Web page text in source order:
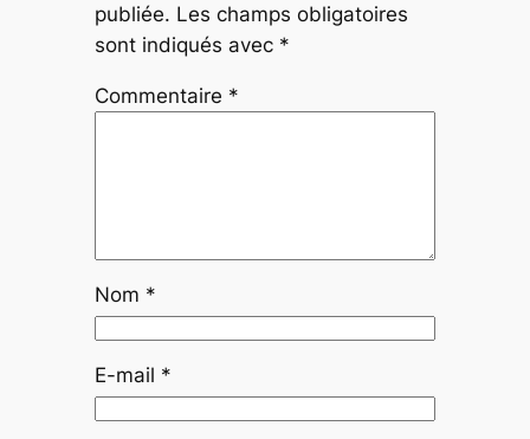
publiée. Les champs obligatoires
sont indiqués avec *
Commentaire *
Nom *
E-mail *